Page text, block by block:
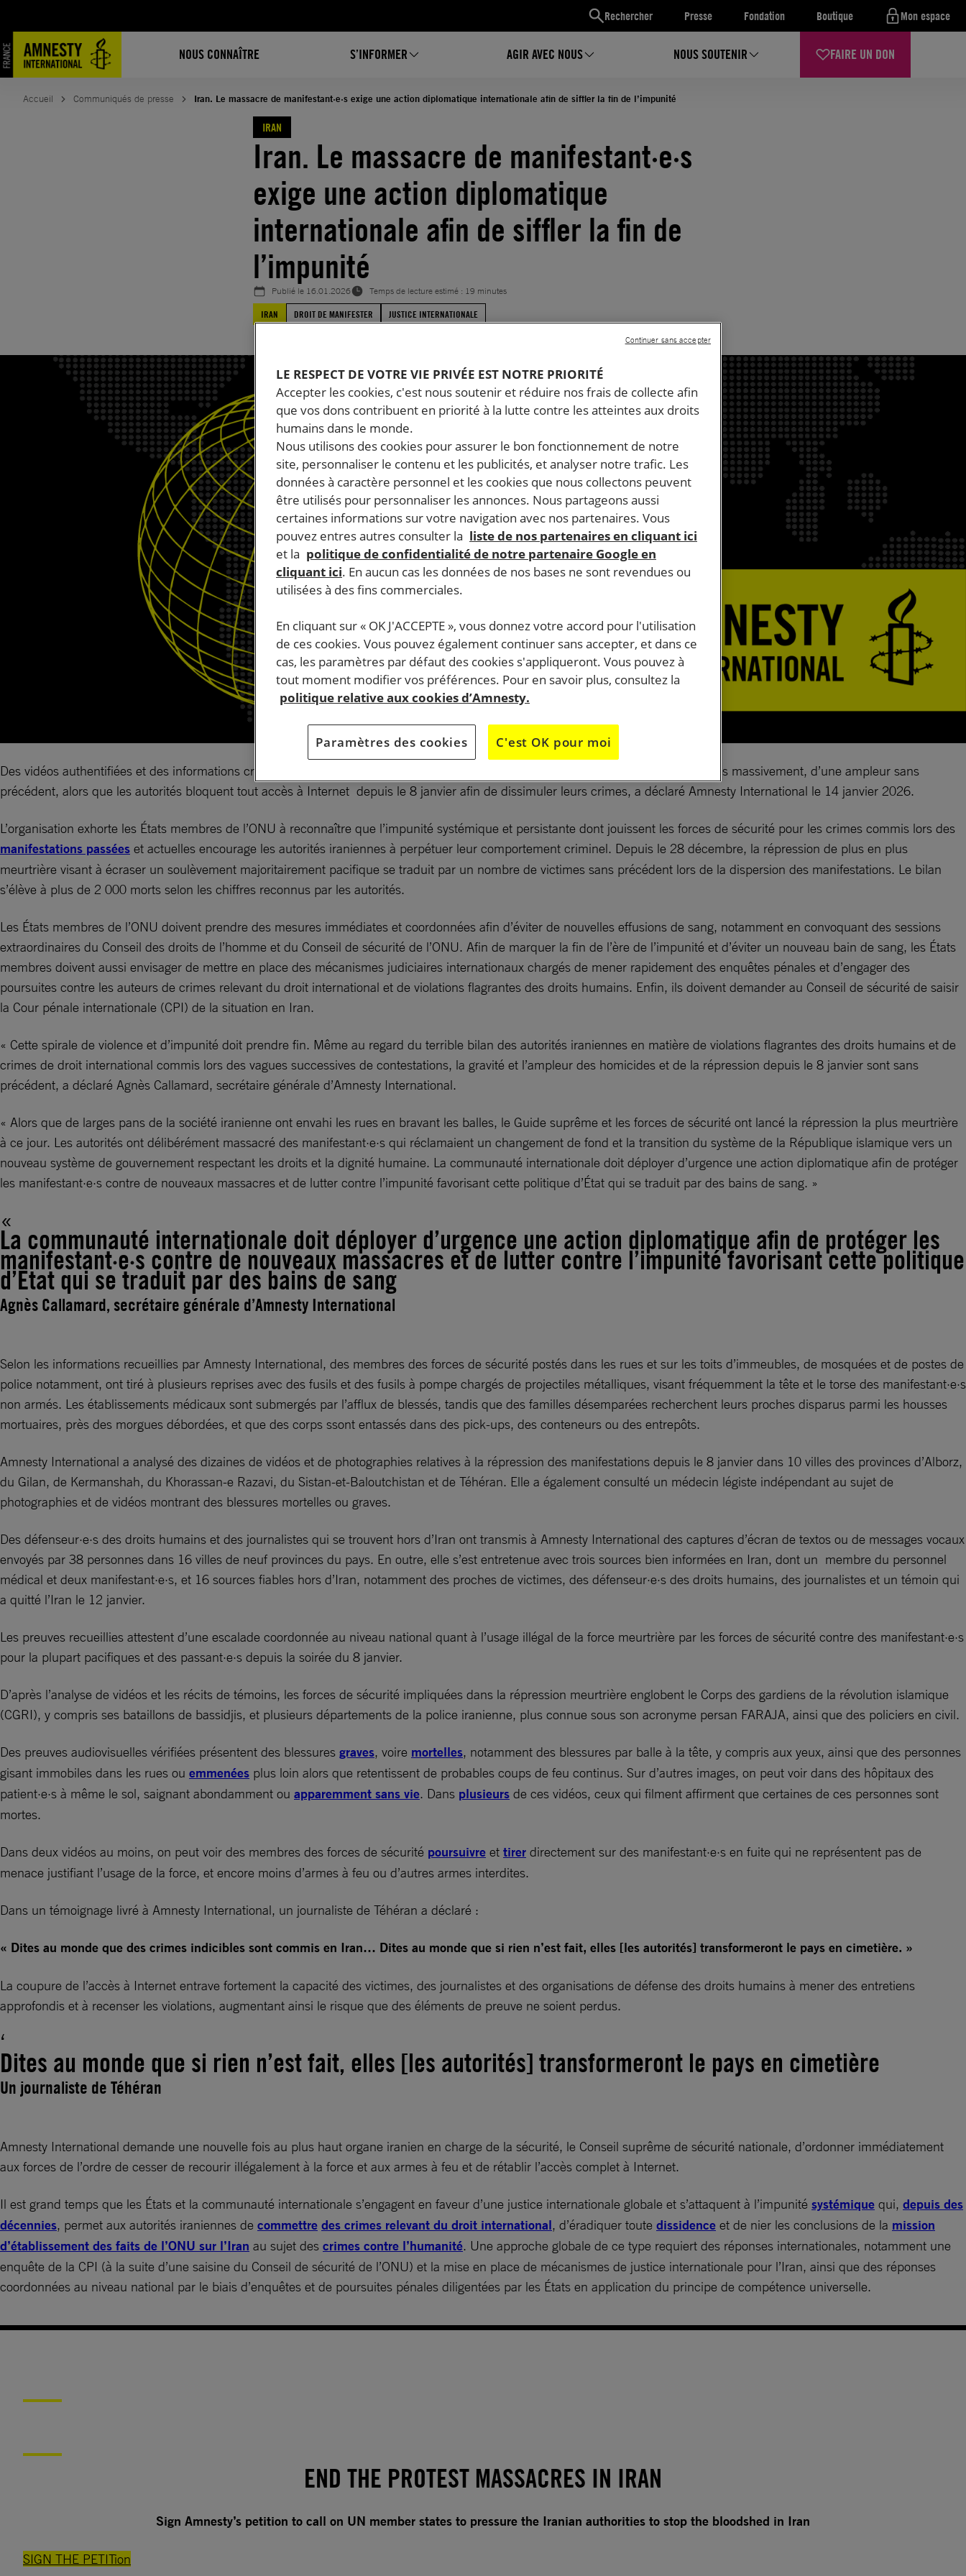
Rechercher Presse Fondation Boutique Mon espace
NOUS CONNAÎTRE S’INFORMER AGIR AVEC NOUS NOUS SOUTENIR FAIRE UN DON
contenu
Accueil Communiqués de presse Iran. Le massacre de manifestant·e·s exige une action diplomatique internationale afin de siffler la fin de l’impunité
IRAN
Iran. Le massacre de manifestant·e·s
exige une action diplomatique
internationale afin de siffler la fin de
l’impunité
Publié le 16.01.2026
Temps de lecture estimé : 19 minutes
IRAN
DROIT DE MANIFESTER JUSTICE INTERNATIONALE
Des vidéos authentifiées et des informations crédibles recueillies auprès de témoins en Iran révèlent des homicides illégaux perpétrés massivement, d’une ampleur sans
précédent, alors que les autorités bloquent tout accès à Internet depuis le 8 janvier afin de dissimuler leurs crimes, a déclaré Amnesty International le 14 janvier 2026.
L’organisation exhorte les États membres de l’ONU à reconnaître que l’impunité systémique et persistante dont jouissent les forces de sécurité pour les crimes commis lors des
manifestations passées et actuelles encourage les autorités iraniennes à perpétuer leur comportement criminel. Depuis le 28 décembre, la répression de plus en plus
meurtrière visant à écraser un soulèvement majoritairement pacifique se traduit par un nombre de victimes sans précédent lors de la dispersion des manifestations. Le bilan
s’élève à plus de 2 000 morts selon les chiffres reconnus par les autorités.
Les États membres de l’ONU doivent prendre des mesures immédiates et coordonnées afin d’éviter de nouvelles effusions de sang, notamment en convoquant des sessions
extraordinaires du Conseil des droits de l’homme et du Conseil de sécurité de l’ONU. Afin de marquer la fin de l’ère de l’impunité et d’éviter un nouveau bain de sang, les États
membres doivent aussi envisager de mettre en place des mécanismes judiciaires internationaux chargés de mener rapidement des enquêtes pénales et d’engager des
poursuites contre les auteurs de crimes relevant du droit international et de violations flagrantes des droits humains. Enfin, ils doivent demander au Conseil de sécurité de saisir
la Cour pénale internationale (CPI) de la situation en Iran.
« Cette spirale de violence et d’impunité doit prendre fin. Même au regard du terrible bilan des autorités iraniennes en matière de violations flagrantes des droits humains et de
crimes de droit international commis lors des vagues successives de contestations, la gravité et l’ampleur des homicides et de la répression depuis le 8 janvier sont sans
précédent, a déclaré Agnès Callamard, secrétaire générale d’Amnesty International.
« Alors que de larges pans de la société iranienne ont envahi les rues en bravant les balles, le Guide suprême et les forces de sécurité ont lancé la répression la plus meurtrière
à ce jour. Les autorités ont délibérément massacré des manifestant·e·s qui réclamaient un changement de fond et la transition du système de la République islamique vers un
nouveau système de gouvernement respectant les droits et la dignité humaine. La communauté internationale doit déployer d’urgence une action diplomatique afin de protéger
les manifestant·e·s contre de nouveaux massacres et de lutter contre l’impunité favorisant cette politique d’État qui se traduit par des bains de sang. »
La communauté internationale doit déployer d’urgence une action diplomatique afin de protéger les
manifestant·e·s contre de nouveaux massacres et de lutter contre l’impunité favorisant cette politique
d’État qui se traduit par des bains de sang
Agnès Callamard, secrétaire générale d’Amnesty International
Selon les informations recueillies par Amnesty International, des membres des forces de sécurité postés dans les rues et sur les toits d’immeubles, de mosquées et de postes de
police notamment, ont tiré à plusieurs reprises avec des fusils et des fusils à pompe chargés de projectiles métalliques, visant fréquemment la tête et le torse des manifestant·e·s
non armés. Les établissements médicaux sont submergés par l’afflux de blessés, tandis que des familles désemparées recherchent leurs proches disparus parmi les housses
mortuaires, près des morgues débordées, et que des corps ssont entassés dans des pick-ups, des conteneurs ou des entrepôts.
Amnesty International a analysé des dizaines de vidéos et de photographies relatives à la répression des manifestations depuis le 8 janvier dans 10 villes des provinces d’Alborz,
du Gilan, de Kermanshah, du Khorassan-e Razavi, du Sistan-et-Baloutchistan et de Téhéran. Elle a également consulté un médecin légiste indépendant au sujet de
photographies et de vidéos montrant des blessures mortelles ou graves.
Des défenseur·e·s des droits humains et des journalistes qui se trouvent hors d’Iran ont transmis à Amnesty International des captures d’écran de textos ou de messages vocaux
envoyés par 38 personnes dans 16 villes de neuf provinces du pays. En outre, elle s’est entretenue avec trois sources bien informées en Iran, dont un membre du personnel
médical et deux manifestant·e·s, et 16 sources fiables hors d’Iran, notamment des proches de victimes, des défenseur·e·s des droits humains, des journalistes et un témoin qui
a quitté l’Iran le 12 janvier.
Les preuves recueillies attestent d’une escalade coordonnée au niveau national quant à l’usage illégal de la force meurtrière par les forces de sécurité contre des manifestant·e·s
pour la plupart pacifiques et des passant·e·s depuis la soirée du 8 janvier.
D’après l’analyse de vidéos et les récits de témoins, les forces de sécurité impliquées dans la répression meurtrière englobent le Corps des gardiens de la révolution islamique
(CGRI), y compris ses bataillons de bassidjis, et plusieurs départements de la police iranienne, plus connue sous son acronyme persan FARAJA, ainsi que des policiers en civil.
Des preuves audiovisuelles vérifiées présentent des blessures graves, voire mortelles, notamment des blessures par balle à la tête, y compris aux yeux, ainsi que des personnes
gisant immobiles dans les rues ou emmenées plus loin alors que retentissent de probables coups de feu continus. Sur d’autres images, on peut voir dans des hôpitaux des
patient·e·s à même le sol, saignant abondamment ou apparemment sans vie. Dans plusieurs de ces vidéos, ceux qui filment affirment que certaines de ces personnes sont
mortes.
Dans deux vidéos au moins, on peut voir des membres des forces de sécurité poursuivre et tirer directement sur des manifestant·e·s en fuite qui ne représentent pas de
menace justifiant l’usage de la force, et encore moins d’armes à feu ou d’autres armes interdites.
Dans un témoignage livré à Amnesty International, un journaliste de Téhéran a déclaré :
« Dites au monde que des crimes indicibles sont commis en Iran… Dites au monde que si rien n’est fait, elles [les autorités] transformeront le pays en cimetière. »
La coupure de l’accès à Internet entrave fortement la capacité des victimes, des journalistes et des organisations de défense des droits humains à mener des entretiens
approfondis et à recenser les violations, augmentant ainsi le risque que des éléments de preuve ne soient perdus.
Dites au monde que si rien n’est fait, elles [les autorités] transformeront le pays en cimetière
Un journaliste de Téhéran
Amnesty International demande une nouvelle fois au plus haut organe iranien en charge de la sécurité, le Conseil suprême de sécurité nationale, d’ordonner immédiatement
aux forces de l’ordre de cesser de recourir illégalement à la force et aux armes à feu et de rétablir l’accès complet à Internet.
Il est grand temps que les États et la communauté internationale s’engagent en faveur d’une justice internationale globale et s’attaquent à l’impunité systémique qui, depuis des
décennies, permet aux autorités iraniennes de commettre des crimes relevant du droit international, d’éradiquer toute dissidence et de nier les conclusions de la mission
d’établissement des faits de l’ONU sur l’Iran au sujet des crimes contre l’humanité. Une approche globale de ce type requiert des réponses internationales, notamment une
enquête de la CPI (à la suite d’une saisine du Conseil de sécurité de l’ONU) et la mise en place de mécanismes de justice internationale pour l’Iran, ainsi que des réponses
coordonnées au niveau national par le biais d’enquêtes et de poursuites pénales diligentées par les États en application du principe de compétence universelle.
END THE PROTEST MASSACRES IN IRAN
Sign Amnesty’s petition to call on UN member states to pressure the Iranian authorities to stop the bloodshed in Iran
SIGN THE PETITion
LE RESPECT DE VOTRE VIE PRIVÉE EST NOTRE PRIORITÉ
Accepter les cookies, c'est nous soutenir et réduire nos frais de collecte afin
que vos dons contribuent en priorité à la lutte contre les atteintes aux droits
humains dans le monde.
Nous utilisons des cookies pour assurer le bon fonctionnement de notre
site, personnaliser le contenu et les publicités, et analyser notre trafic. Les
données à caractère personnel et les cookies que nous collectons peuvent
être utilisés pour personnaliser les annonces. Nous partageons aussi
certaines informations sur votre navigation avec nos partenaires. Vous
pouvez entres autres consulter la liste de nos partenaires en cliquant ici
et la politique de confidentialité de notre partenaire Google en
cliquant ici. En aucun cas les données de nos bases ne sont revendues ou
utilisées à des fins commerciales.
En cliquant sur « OK J'ACCEPTE », vous donnez votre accord pour l'utilisation
de ces cookies. Vous pouvez également continuer sans accepter, et dans ce
cas, les paramètres par défaut des cookies s'appliqueront. Vous pouvez à
tout moment modifier vos préférences. Pour en savoir plus, consultez la
politique relative aux cookies d’Amnesty.
Paramètres des cookies C'est OK pour moi
Continuer sans accepter